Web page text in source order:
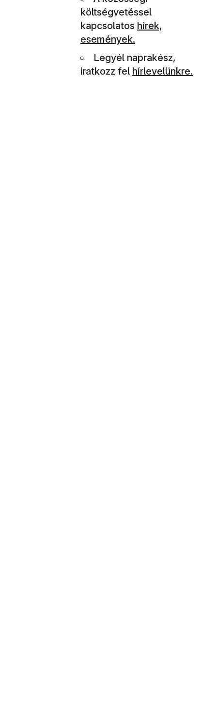
költségvetéssel
kapcsolatos (új ablakban
hírek,
események.
Legyél naprakész,
iratkozz fel hírlevelünkre.